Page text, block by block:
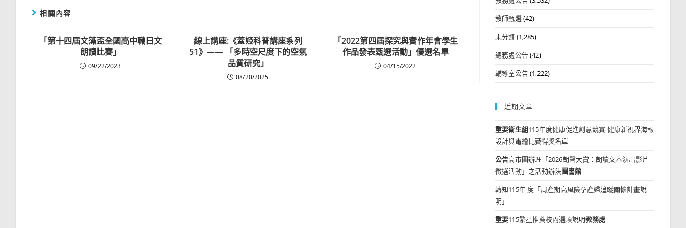
相關內容
「第十四屆文藻盃全國高中職日文
朗讀比賽」
09/22/2023
線上講座:《蓋婭科普講座系列
51》—— 「多時空尺度下的空氣
品質研究」
08/20/2025
「2022第四屆探究與實作年會學生
作品發表甄選活動」優選名單
04/15/2022
教師甄選(42)
未分類(1,285)
總務處公告(42)
輔導室公告(1,222)
近期文章
重要衛生組115年度健康促進創意競賽-健康新視界海報
設計與電繪比賽得獎名單
公告高市圖辦理「2026朗聲大賞：朗讀文本演出影片
徵選活動」之活動辦法圖書館
轉知115年 度「周產期高風險孕產婦追蹤關懷計畫說
明」
重要115繁星推薦校內選填說明教務處